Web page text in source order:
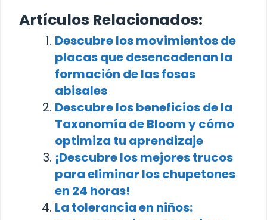
Artículos Relacionados:
Descubre los movimientos de
placas que desencadenan la
formación de las fosas
abisales
Descubre los beneficios de la
Taxonomía de Bloom y cómo
optimiza tu aprendizaje
¡Descubre los mejores trucos
para eliminar los chupetones
en 24 horas!
La tolerancia en niños: